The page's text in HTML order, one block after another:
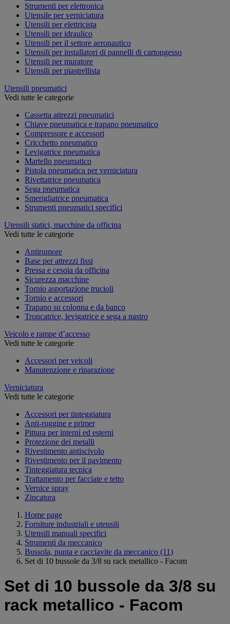
Strumenti per elettronica
Utensile per verniciatura
Utensili per elettricista
Utensili per idraulico
Utensili per il settore aeronautico
Utensili per installatori di pannelli di cartongesso
Utensili per muratore
Utensili per piastrellista
Utensili pneumatici
Vedi tutte le categorie
Cassetta attrezzi pneumatici
Chiave pneumatica e trapano pneumatico
Compressore e accessori
Cricchetto pneumatico
Levigatrice pneumatica
Martello pneumatico
Pistola pneumatica per verniciatura
Rivettatrice pneumatica
Sega pneumatica
Smerigliatrice pneumatica
Strumenti pneumatici specifici
Utensili statici, macchine da officina
Vedi tutte le categorie
Antirumore
Base per attrezzi fissi
Pressa e cesoia da officina
Sicurezza macchine
Tornio asportazione trucioli
Tornio e accessori
Trapano su colonna e da banco
Troncatrice, levigatrice e sega a nastro
Veicolo e rampe d’accesso
Vedi tutte le categorie
Accessori per veicoli
Manutenzione e riparazione
Verniciatura
Vedi tutte le categorie
Accessori per tinteggiatura
Anti-ruggine e primer
Pittura per interni ed esterni
Protezione dei metalli
Rivestimento antiscivolo
Rivestimento per il pavimento
Tinteggiatura tecnica
Trattamento per facciate e tetto
Vernice spray
Zincatura
Home page
Forniture industriali e utensili
Utensili manuali specifici
Strumenti da meccanico
Bussola, punta e cacciavite da meccanico (11)
Set di 10 bussole da 3/8 su rack metallico - Facom
Set di 10 bussole da 3/8 su
rack metallico - Facom